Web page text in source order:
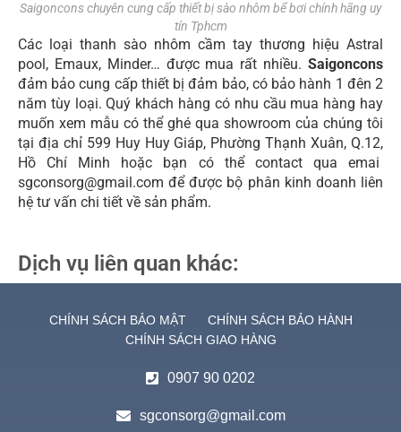
Saigoncons chuyên cung cấp thiết bị sào nhôm bể bơi chính hãng uy
tín Tphcm
Các loại thanh sào nhôm cầm tay thương hiệu Astral
pool, Emaux, Minder… được mua rất nhiều. Saigoncons
đảm bảo cung cấp thiết bị đảm bảo, có bảo hành 1 đên 2
năm tùy loại. Quý khách hàng có nhu cầu mua hàng hay
muốn xem mẫu có thể ghé qua showroom của chúng tôi
tại địa chỉ 599 Huy Huy Giáp, Phường Thạnh Xuân, Q.12,
Hồ Chí Minh hoặc bạn có thể contact qua emai
sgconsorg@gmail.com để được bộ phân kinh doanh liên
hệ tư vấn chi tiết về sản phẩm.
Dịch vụ liên quan khác:
CHÍNH SÁCH BẢO MẬT
CHÍNH SÁCH BẢO HÀNH
CHÍNH SÁCH GIAO HÀNG
0907 90 0202
sgconsorg@gmail.com